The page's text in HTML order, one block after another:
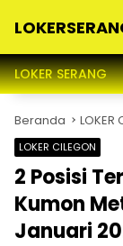
Lowongan
Kerja
dan
Sekitarnya
LOKER SERANG
Beranda LOKER
LOKER CILEGON
2 Posisi
Kumon
Januari